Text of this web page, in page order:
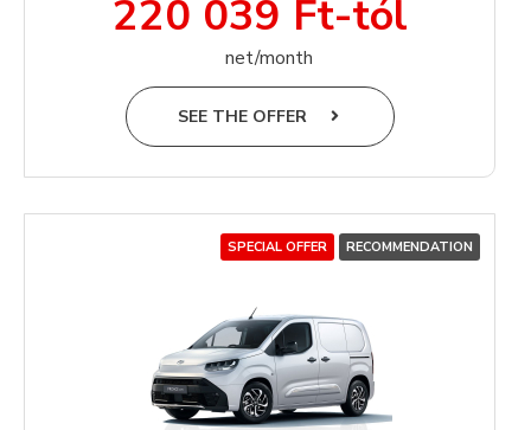
220 039 Ft-tól
net/month
SEE THE OFFER
SPECIAL OFFER RECOMMENDATION